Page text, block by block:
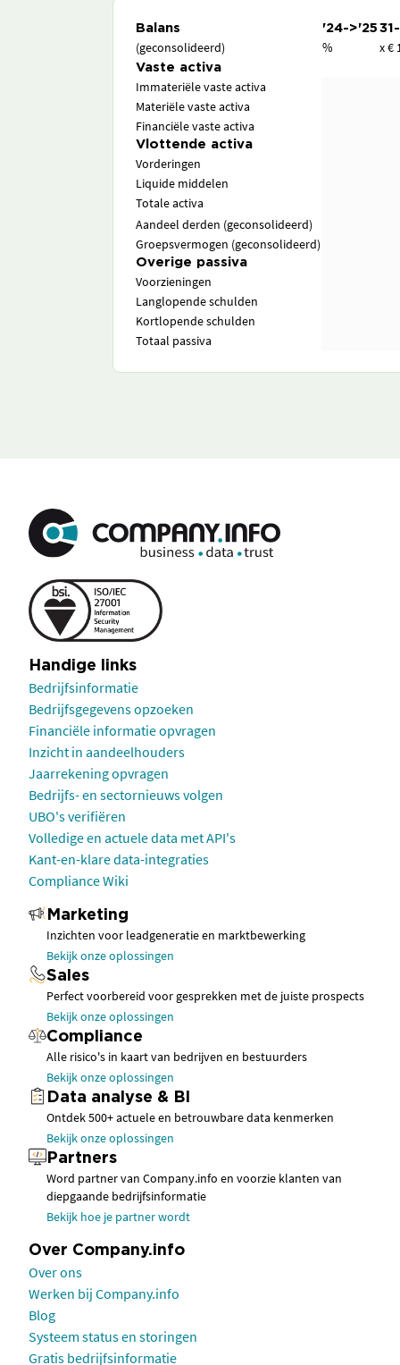
Balans '24->'25
(geconsolideerd) % x €
Vaste activa
Immateriële vaste activa
Materiële vaste activa
Financiële vaste activa
Vlottende activa
Vorderingen
Liquide middelen
Totale activa
Aandeel derden (geconsolideerd)
Groepsvermogen (geconsolideerd)
Overige passiva
Voorzieningen
Langlopende schulden
Kortlopende schulden
Totaal passiva
Handige links
Bedrijfsinformatie
Bedrijfsgegevens opzoeken
Financiële informatie opvragen
Inzicht in aandeelhouders
Jaarrekening opvragen
Bedrijfs- en sectornieuws volgen
UBO's verifiëren
Volledige en actuele data met API's
Kant-en-klare data-integraties
Compliance Wiki
Marketing
Inzichten voor leadgeneratie en marktbewerking
Bekijk onze oplossingen
Sales
Perfect voorbereid voor gesprekken met de juiste prospects
Bekijk onze oplossingen
Compliance
Alle risico's in kaart van bedrijven en bestuurders
Bekijk onze oplossingen
Data analyse & BI
Ontdek 500+ actuele en betrouwbare data kenmerken
Bekijk onze oplossingen
Partners
Word partner van Company.info en voorzie klanten van
diepgaande bedrijfsinformatie
Bekijk hoe je partner wordt
Over Company.info
Over ons
Werken bij Company.info
Blog
Systeem status en storingen
Gratis bedrijfsinformatie